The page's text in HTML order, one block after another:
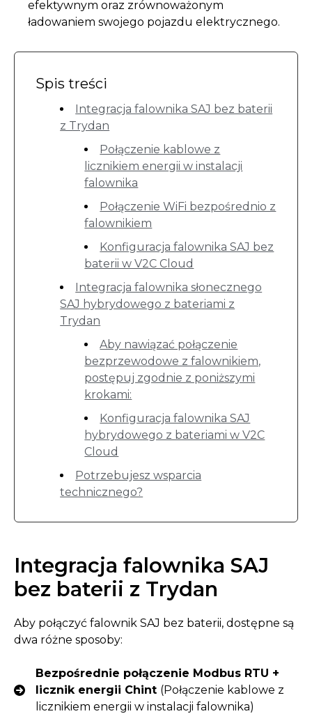
efektywnym oraz zrównoważonym
ładowaniem swojego pojazdu elektrycznego.
Spis treści
Integracja falownika SAJ bez baterii
z Trydan
Połączenie kablowe z
licznikiem energii w instalacji
falownika
Połączenie WiFi bezpośrednio z
falownikiem
Konfiguracja falownika SAJ bez
baterii w V2C Cloud
Integracja falownika słonecznego
SAJ hybrydowego z bateriami z
Trydan
Aby nawiązać połączenie
bezprzewodowe z falownikiem,
postępuj zgodnie z poniższymi
krokami:
Konfiguracja falownika SAJ
hybrydowego z bateriami w V2C
Cloud
Potrzebujesz wsparcia
technicznego?
Integracja falownika SAJ
bez baterii z Trydan
Aby połączyć falownik SAJ bez baterii, dostępne są
dwa różne sposoby:
Bezpośrednie połączenie Modbus RTU +
licznik energii Chint (Połączenie kablowe z
licznikiem energii w instalacji falownika)